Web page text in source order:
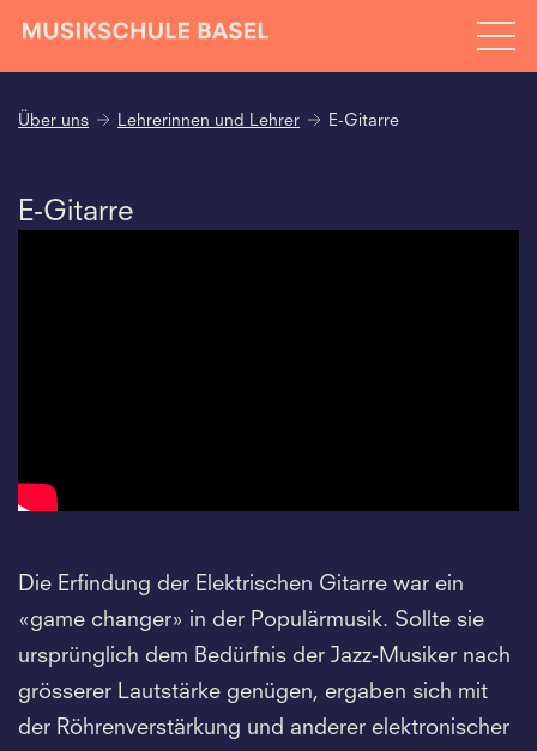
Über uns Lehrerinnen und Lehrer E-Gitarre
E-Gitarre
Die Erfindung der Elektrischen Gitarre war ein
«game changer» in der Populärmusik. Sollte sie
ursprünglich dem Bedürfnis der Jazz-Musiker nach
grösserer Lautstärke genügen, ergaben sich mit
der Röhrenverstärkung und anderer elektronischer